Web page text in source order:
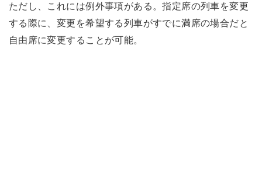
ただし、これには例外事項がある。指定席の列車を変更
する際に、変更を希望する列車がすでに満席の場合だと
自由席に変更することが可能。